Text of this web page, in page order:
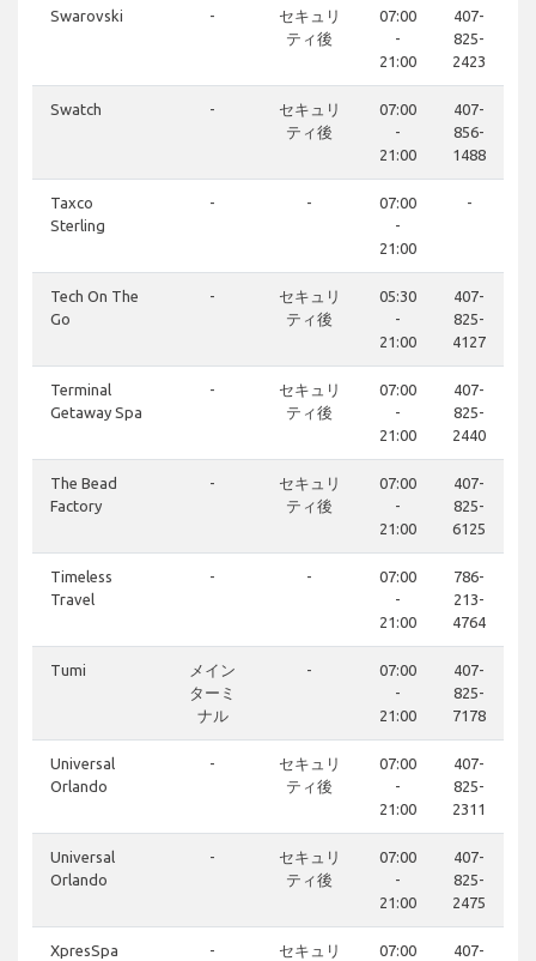
Swarovski -
セキュリ
ティ後
07:00
-
21:00
407-
825-
2423
Swatch -
セキュリ
ティ後
07:00
-
21:00
407-
856-
1488
Taxco
Sterling
- -
07:00
-
21:00
-
Tech On The
Go
-
セキュリ
ティ後
05:30
-
21:00
407-
825-
4127
Terminal
Getaway Spa
-
セキュリ
ティ後
07:00
-
21:00
407-
825-
2440
The Bead
Factory
-
セキュリ
ティ後
07:00
-
21:00
407-
825-
6125
Timeless
Travel
- -
07:00
-
21:00
786-
213-
4764
Tumi
メイン
ターミ
ナル
-
07:00
-
21:00
407-
825-
7178
Universal
Orlando
-
セキュリ
ティ後
07:00
-
21:00
407-
825-
2311
Universal
Orlando
-
セキュリ
ティ後
07:00
-
21:00
407-
825-
2475
XpresSpa -
セキュリ
07:00
407-